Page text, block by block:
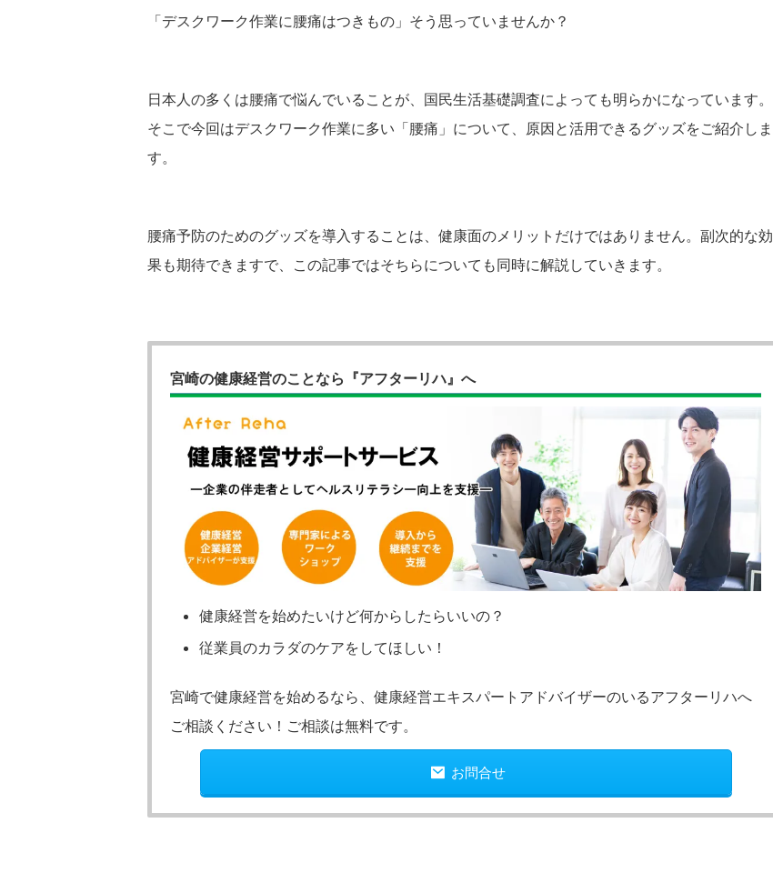
「デスクワーク作業に腰痛はつきもの」そう思っていませんか？
日本人の多くは腰痛で悩んでいることが、国民生活基礎調査によっても明らかになっています。
そこで今回はデスクワーク作業に多い「腰痛」について、原因と活用できるグッズをご紹介しま
す。
腰痛予防のためのグッズを導入することは、健康面のメリットだけではありません。副次的な効
果も期待できますで、この記事ではそちらについても同時に解説していきます。
宮崎の健康経営のことなら『アフターリハ』へ
健康経営を始めたいけど何からしたらいいの？
従業員のカラダのケアをしてほしい！
宮崎で健康経営を始めるなら、健康経営エキスパートアドバイザーのいるアフターリハへ
ご相談ください！ご相談は無料です。
お問合せ